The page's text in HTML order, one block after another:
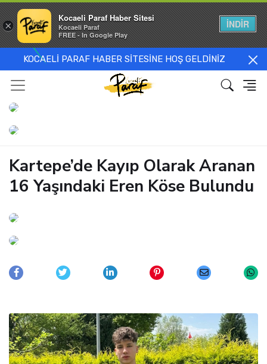
KOCAELİ PARAF HABER SİTESİNE HOŞ GELDİNİZ
Kartepe’de Kayıp Olarak Aranan
16 Yaşındaki Eren Köse Bulundu
×
Kocaeli Paraf Haber Sitesi
Kocaeli Paraf
FREE - In Google Play
İNDİR